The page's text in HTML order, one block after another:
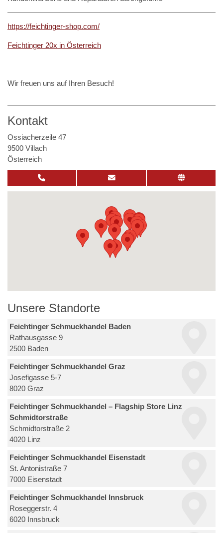
https://feichtinger-shop.com/
Feichtinger 20x in Österreich
Wir freuen uns auf Ihren Besuch!
Kontakt
Ossiacherzeile 47
9500 Villach
Österreich
Unsere Standorte
Feichtinger Schmuckhandel Baden
Rathausgasse 9
2500 Baden
Feichtinger Schmuckhandel Graz
Josefigasse 5-7
8020 Graz
Feichtinger Schmuckhandel – Flagship Store Linz
Schmidtorstraße
Schmidtorstraße 2
4020 Linz
Feichtinger Schmuckhandel Eisenstadt
St. Antonistraße 7
7000 Eisenstadt
Feichtinger Schmuckhandel Innsbruck
Roseggerstr. 4
6020 Innsbruck